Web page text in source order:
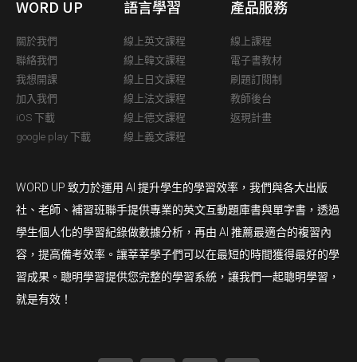
WORD UP
關於我們
聯絡我們
我想開課
加入我們
iOS 下載
google play 下載
語言學習
線上英文課程
線上韓文課程
線上日文課程
線上法文課程
線上德文課程
線上義文課程
產品服務
線上課程
電子書教材
刷題訂閱制
教師後台
返現計畫
WORD UP 致力於運用 AI 提升學生的學習效率，我們與各大出版
社、老師、補習班聯手提供專業的英文互動題庫書與單字書，透過
學生個人化的學習紀錄做數據分析，再由 AI 推薦最適合的複習內
容，提高備考效率。讓莘莘學子們可以在最短的時間獲得最好的學
習成果。聰明學習提供您完整的學習系統，讓我們一起聰明學習，
就是有效！